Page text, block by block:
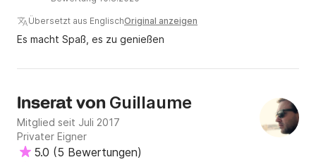
Übersetzt aus EnglischOriginal anzeigen
Es macht Spaß, es zu genießen
Inserat von Guillaume
Mitglied seit Juli 2017
Privater Eigner
5.0 (5 Bewertungen)